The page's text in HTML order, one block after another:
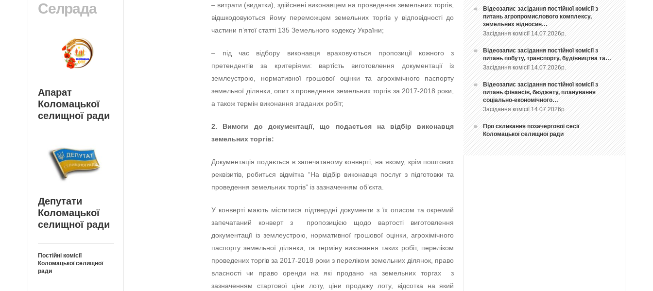
– витрати (видатки), здійснені виконавцем на проведення земельних торгів,
відшкодовуються йому переможцем земельних торгів у відповідності до
частини п’ятої статті 135 Земельного кодексу України;
– під час відбору виконавця враховуються пропозиції кожного з
претендентів за критеріями: вартість виготовлення документації із
землеустрою, нормативної грошової оцінки та агрохімічного паспорту
земельної ділянки, опит з проведення земельних торгів за 2017-2018 роки,
а також термін виконання згаданих робіт;
2. Вимоги до документації, що подається на відбір виконавця
земельних торгів:
Документація подається в запечатаному конверті, на якому, крім поштових
реквізитів, робиться відмітка “На відбір виконавця послуг з підготовки та
проведення земельних торгів” із зазначенням об’єкта.
У конверті мають міститися підтвердні документи з їх описом та окремий
запечатаний конверт з пропозицією щодо вартості виготовлення
документації із землеустрою, нормативної грошової оцінки, агрохімічного
паспорту земельної ділянки, та терміну виконання таких робіт, переліком
проведених торгів за 2017-2018 роки з переліком земельних ділянок, право
власності чи право оренди на які продано на земельних торгах з
зазначенням стартової ціни лоту, ціни продажу лоту, відсотка на який
Селрада
Апарат
Коломацької
селищної ради
Депутати
Коломацької
селищної ради
Постійні комісії
Коломацької селищної
ради
Відеозапис засідання постійної комісії з
питань агропромислового комплексу,
земельних відносин…
Засідання комісії 14.07.2026р.
Відеозапис засідання постійної комісії з
питань побуту, транспорту, будівництва та…
Засідання комісії 14.07.2026р.
Відеозапис засідання постійної комісії з
питань фінансів, бюджету, планування
соціально-економічного…
Засідання комісії 14.07.2026р.
Про скликання позачергової сесії
Коломацької селищної ради